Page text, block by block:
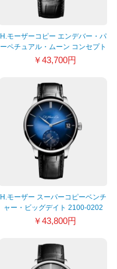
H.モーザーコピー エンデバー・パ
ーペチュアル・ムーン コンセプト
品番 1801-1200
￥43,700円
H.モーザー スーパーコピーベンチ
ャー・ビッグデイト 2100-0202
￥43,800円